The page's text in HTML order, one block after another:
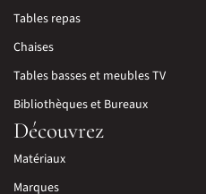
Tables repas
Chaises
Tables basses et meubles TV
Bibliothèques et Bureaux
Découvrez
Matériaux
Marques